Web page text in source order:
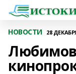
НОВОСТИ 28